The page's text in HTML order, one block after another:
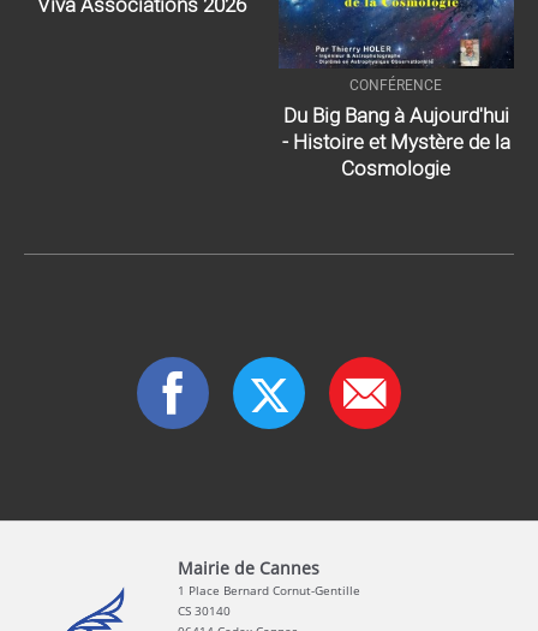
CONFÉRENCE
Du Big Bang à Aujourd'hui
- Histoire et Mystère de la
Cosmologie
Mairie de Cannes
1 Place Bernard Cornut-Gentille
CS 30140